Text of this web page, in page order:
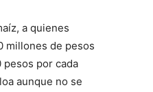
a quienes
millones de pesos
por cada
aunque no se